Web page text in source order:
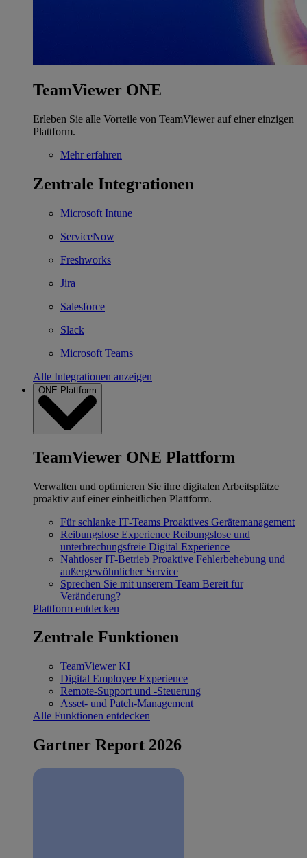
TeamViewer ONE
Erleben Sie alle Vorteile von TeamViewer auf einer einzigen
Plattform.
Mehr erfahren
Zentrale Integrationen
Microsoft Intune
ServiceNow
Freshworks
Jira
Salesforce
Slack
Microsoft Teams
Alle Integrationen anzeigen
ONE Plattform
TeamViewer ONE Plattform
Verwalten und optimieren Sie ihre digitalen Arbeitsplätze
proaktiv auf einer einheitlichen Plattform.
Für schlanke IT‐Teams Proaktives Gerätemanagement
Reibungslose Experience Reibungslose und
unterbrechungsfreie Digital Experience
Nahtloser IT-Betrieb Proaktive Fehlerbehebung und
außergewöhnlicher Service
Sprechen Sie mit unserem Team Bereit für
Veränderung?
Plattform entdecken
Zentrale Funktionen
TeamViewer KI
Digital Employee Experience
Remote-Support und -Steuerung
Asset- und Patch-Management
Alle Funktionen entdecken
Gartner Report 2026